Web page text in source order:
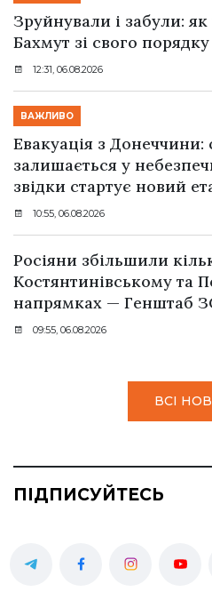
Зруйнували і забули:
Бахмут зі свого
12:31, 06.08.2026
ВАЖЛИВО
Евакуація з Донеччини:
залишається у
звідки стартує новий
10:55, 06.08.2026
Росіяни збільшили
Костянтинівському та
напрямках — Генштаб
09:55, 06.08.2026
ВСІ
ПІДПИСУЙТЕСЬ